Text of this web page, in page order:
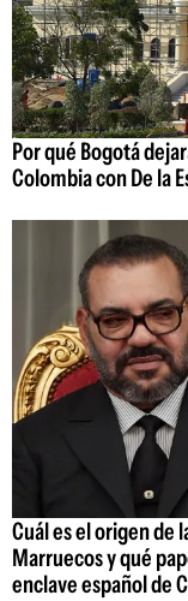
Por qué Bogotá
Colombia con De la
Cuál es el origen de
Marruecos y qué
enclave español de